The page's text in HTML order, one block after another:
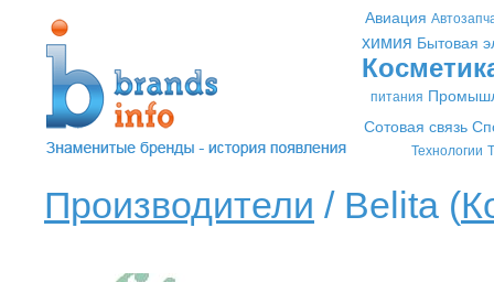
Авиация
химия Бытовая
питания
Сотовая связь
Технологии
Производители / Belita (